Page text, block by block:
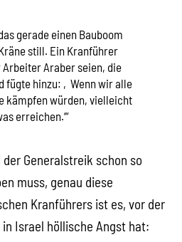
gerade einen Bauboom
still. Ein Kranführer
Araber seien, die
fügte hinzu: ‚Wenn wir alle
kämpfen würden, vielleicht
erreichen.‘“
Generalstreik schon so
muss, genau diese
Kranführers ist es, vor der
Israel höllische Angst hat: